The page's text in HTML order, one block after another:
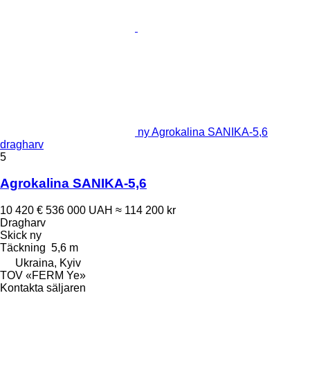
ny Agrokalina SANIKA-5,6
dragharv
5
Agrokalina SANIKA-5,6
10 420 € 536 000 UAH ≈ 114 200 kr
Dragharv
Skick ny
Täckning 5,6 m
Ukraina, Kyiv
TOV «FERM Ye»
Kontakta säljaren